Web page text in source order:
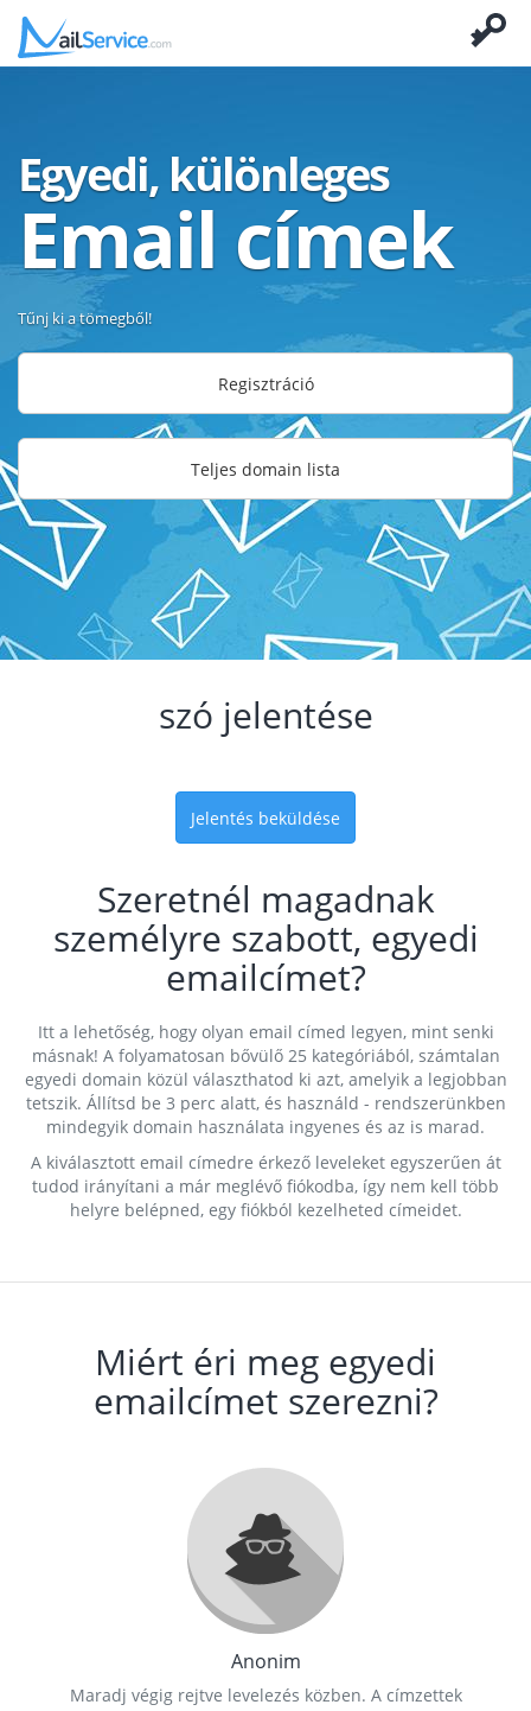
Egyedi, különleges
Email címek
Tűnj ki a tömegből!
Regisztráció
Teljes domain lista
szó jelentése
Jelentés beküldése
Szeretnél magadnak
személyre szabott, egyedi
emailcímet?
Itt a lehetőség, hogy olyan email címed legyen, mint senki
másnak! A folyamatosan bővülő 25 kategóriából, számtalan
egyedi domain közül választhatod ki azt, amelyik a legjobban
tetszik. Állítsd be 3 perc alatt, és használd - rendszerünkben
mindegyik domain használata ingyenes és az is marad.
A kiválasztott email címedre érkező leveleket egyszerűen át
tudod irányítani a már meglévő fiókodba, így nem kell több
helyre belépned, egy fiókból kezelheted címeidet.
Miért éri meg egyedi
emailcímet szerezni?
Anonim
Maradj végig rejtve levelezés közben. A címzettek